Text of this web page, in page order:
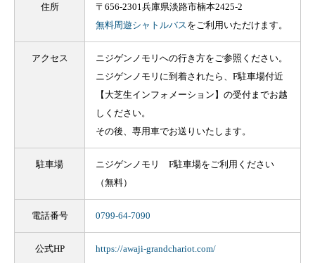
住所
〒656-2301兵庫県淡路市楠本2425-2
無料周遊シャトルバス をご利用いただけます。
アクセス
ニジゲンノモリへの行き方をご参照ください。
ニジゲンノモリに到着されたら、F駐車場付近
【大芝生インフォメーション】の受付までお越
しください。
その後、専用車でお送りいたします。
駐車場
ニジゲンノモリ F駐車場をご利用ください
（無料）
電話番号 0799-64-7090
公式HP https://awaji-grandchariot.com/